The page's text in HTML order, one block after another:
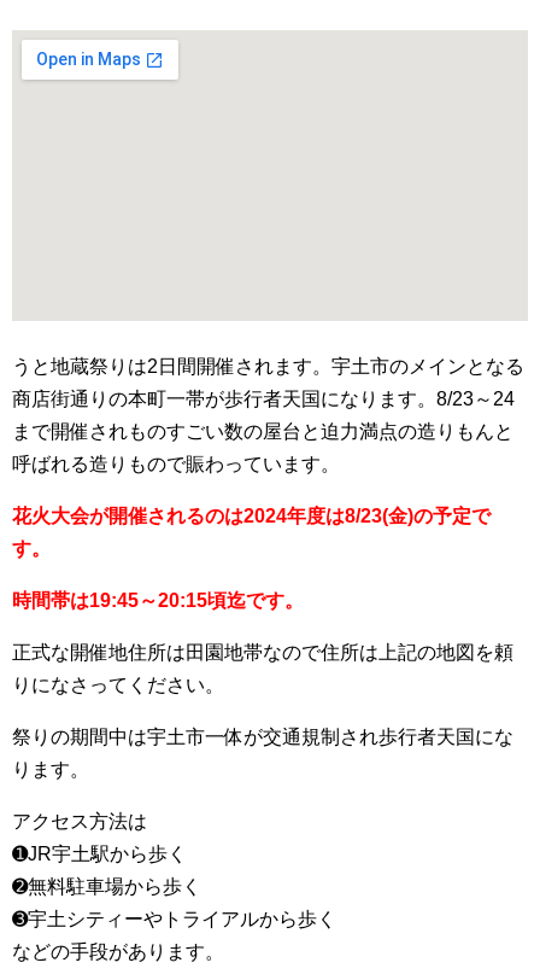
うと地蔵祭りは2日間開催されます。宇土市のメインとなる
商店街通りの本町一帯が歩行者天国になります。8/23～24
まで開催されものすごい数の屋台と迫力満点の造りもんと
呼ばれる造りもので賑わっています。
花火大会が開催されるのは2024年度は8/23(金)の予定で
す。
時間帯は19:45～20:15頃迄です。
正式な開催地住所は田園地帯なので住所は上記の地図を頼
りになさってください。
祭りの期間中は宇土市一体が交通規制され歩行者天国にな
ります。
アクセス方法は
➊JR宇土駅から歩く
➋無料駐車場から歩く
➌宇土シティーやトライアルから歩く
などの手段があります。